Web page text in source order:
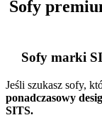
Sofy
Sofy marki
Jeśli szukasz sofy,
ponadczasowy
SITS.